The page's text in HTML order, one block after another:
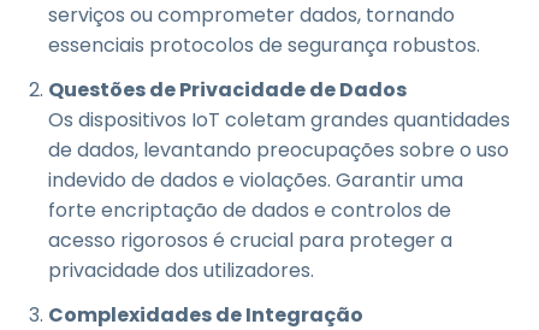
serviços ou comprometer dados, tornando
essenciais protocolos de segurança robustos.
Questões de Privacidade de Dados
Os dispositivos IoT coletam grandes quantidades
de dados, levantando preocupações sobre o uso
indevido de dados e violações. Garantir uma
forte encriptação de dados e controlos de
acesso rigorosos é crucial para proteger a
privacidade dos utilizadores.
Complexidades de Integração